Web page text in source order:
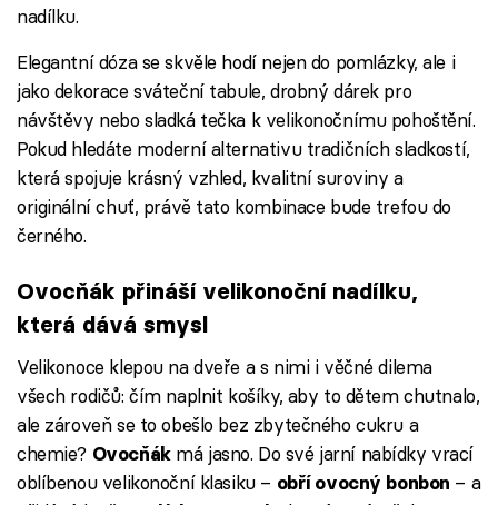
nadílku.
Elegantní dóza se skvěle hodí nejen do pomlázky, ale i
jako dekorace sváteční tabule, drobný dárek pro
návštěvy nebo sladká tečka k velikonočnímu pohoštění.
Pokud hledáte moderní alternativu tradičních sladkostí,
která spojuje krásný vzhled, kvalitní suroviny a
originální chuť, právě tato kombinace bude trefou do
černého.
Ovocňák přináší velikonoční nadílku,
která dává smysl
Velikonoce klepou na dveře a s nimi i věčné dilema
všech rodičů: čím naplnit košíky, aby to dětem chutnalo,
ale zároveň se to obešlo bez zbytečného cukru a
chemie? Ovocňákmá jasno. Do své jarní nabídky vrací
oblíbenou velikonoční klasiku – obří ovocný bonbon – a